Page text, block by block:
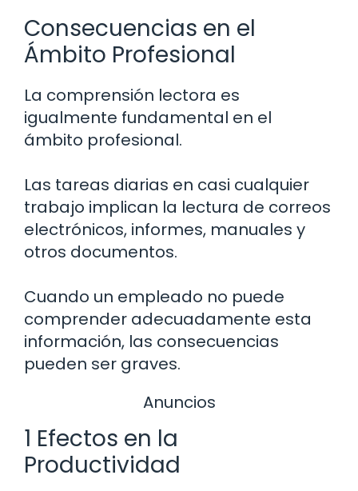
Consecuencias en el
Ámbito Profesional
La comprensión lectora es
igualmente fundamental en el
ámbito profesional.
Las tareas diarias en casi cualquier
trabajo implican la lectura de correos
electrónicos, informes, manuales y
otros documentos.
Cuando un empleado no puede
comprender adecuadamente esta
información, las consecuencias
pueden ser graves.
Anuncios
1 Efectos en la
Productividad